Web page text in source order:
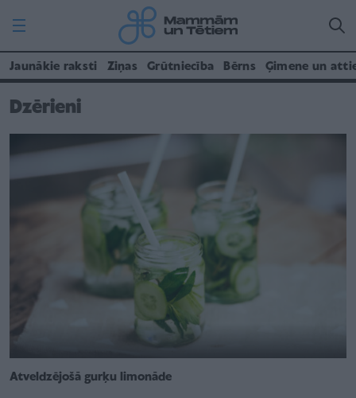
Jaunākie raksti Ziņas Grūtniecība Bērns Ģimene un
Dzērieni
Atveldzējošā gurķu limonāde